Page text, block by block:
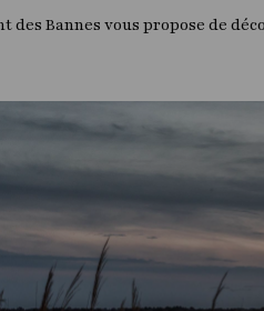
des Bannes vous propose de